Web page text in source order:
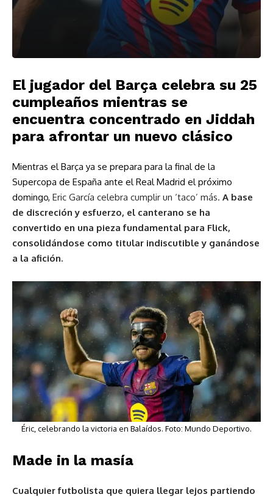
El jugador del Barça celebra su 25
cumpleaños mientras se
encuentra concentrado en Jiddah
para afrontar un nuevo clásico
Mientras el Barça ya se prepara para la final de la
Supercopa de España ante el Real Madrid el próximo
domingo, Eric García celebra cumplir un ‘taco’ más. A base
de discreción y esfuerzo, el canterano se ha
convertido en una pieza fundamental para Flick,
consolidándose como titular indiscutible y ganándose
a la afición.
Éric, celebrando la victoria en Balaídos. Foto: Mundo Deportivo.
Made in la masía
Cualquier futbolista que quiera llegar lejos partiendo